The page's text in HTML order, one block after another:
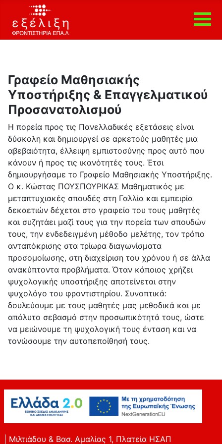
Γραφείο Μαθησιακής
Υποστήριξης & Επαγγελματικού
Προσανατολισμού
Η πορεία προς τις Πανελλαδικές εξετάσεις είναι
δύσκολη και δημιουργεί σε αρκετούς μαθητές μια
αβεβαιότητα, έλλειψη εμπιστοσύνης προς αυτό που
κάνουν ή προς τις ικανότητές τους. Έτσι
δημιουργήσαμε το Γραφείο Μαθησιακής Υποστήριξης.
Ο κ. Κώστας ΠΟΥΣΠΟΥΡΙΚΑΣ Μαθηματικός με
μεταπτυχιακές σπουδές στη Γαλλία και εμπειρία
δεκαετιών δέχεται στο γραφείο του τους μαθητές
και συζητάει μαζί τους για την πορεία των σπουδών
τους, την ενδεδειγμένη μέθοδο μελέτης, τον τρόπο
ανταπόκρισης στα τρίωρα διαγωνίσματα
προσομοίωσης, στη διαχείριση του χρόνου ή σε άλλα
ανακύπτοντα προβλήματα. Όταν κάποιος χρήζει
ψυχολογικής υποστήριξης αποτείνεται στην
ψυχολόγο του φροντιστηρίου. Συνοπτικά:
δουλεύουμε με τους μαθητές μας μεθοδικά και με
απόλυτο σεβασμό στην προσωπικότητά τους, ώστε
να μειώνουμε τη ψυχολογική τους ένταση και να
τονώσουμε την αυτοπεποίθησή τους.
| Μιλτιάδου & Βασ. Αμαλίας 1, Πλατεία ΗΣΑΠ
ΦΡΟΝΤΙΣΤΗΡΙΟ
ΠΡΟΓΡΑΜΜΑΤΑ
ΣΠΟΥΔΩΝ
ΣΚΕΨΕΙΣ
-
ΙΔΕΕΣ
Η
ΦΙΛΟΣΟΦΙΑ
ΜΑΣ
ΕΠΙΚΑΙΡΟΤΗΤΑ
ΔΡΑΣΤΗΡΙΟΤΗΤΕΣ
ΟΔΗΓΟΣ
ΓΙΑ
ΤΟ
ΝΕΟ
ΕΠΑ.Λ.
ΚΑΡΤΕΛΑ
ΜΑΘΗΤΗ
ΑΝΑΚΟΙΝΩΣΕΙΣ
ΣΥΜΒΟΥΛΕΣ
ΠΡΙΝ
ΤΙΣ
ΕΞΕΤΑΣΕΙΣ
ΑΠΟΦΘΕΓΜΑΤΙΚΕΣ